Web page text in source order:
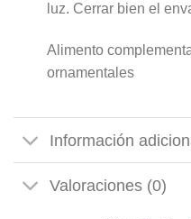
luz. Cerrar bien el
Alimento
ornamentales
Información
Valoraciones (0)